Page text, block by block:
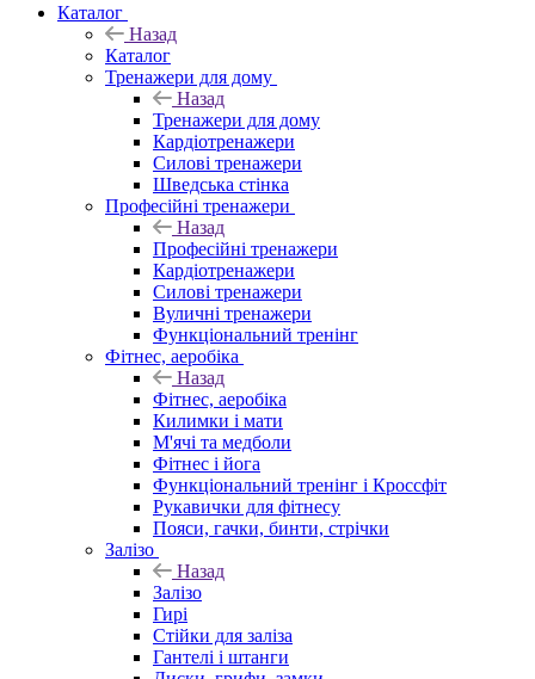
Каталог
Назад
Каталог
Тренажери для дому
Назад
Тренажери для дому
Кардіотренажери
Силові тренажери
Шведська стінка
Професійні тренажери
Назад
Професійні тренажери
Кардіотренажери
Силові тренажери
Вуличні тренажери
Функціональний тренінг
Фітнес, аеробіка
Назад
Фітнес, аеробіка
Килимки і мати
М'ячі та медболи
Фітнес і йога
Функціональний тренінг і Кроссфіт
Рукавички для фітнесу
Пояси, гачки, бинти, стрічки
Залізо
Назад
Залізо
Гирі
Стійки для заліза
Гантелі і штанги